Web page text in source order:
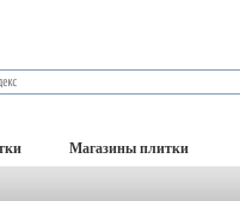
Магазины плитки